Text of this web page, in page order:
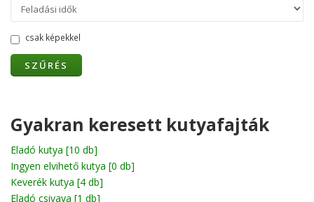
csak képekkel
SZŰRÉS
Gyakran keresett kutyafajták
Eladó kutya [10 db]
Ingyen elvihető kutya [0 db]
Keverék kutya [4 db]
Eladó csivava [1 db]